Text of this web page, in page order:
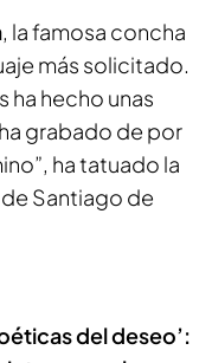
, la famosa concha
más solicitado.
ha hecho unas
grabado de por
ha tatuado la
Santiago de
del deseo’: